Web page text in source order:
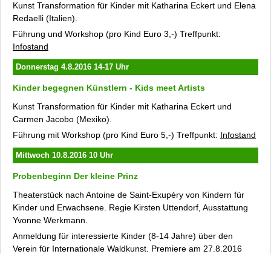
Kinderprogramm
Kataloge und Filme
Unterstützer und Sponsoren
Kooperationspartner
Newsletter
Datenschutz
Kontakt
Impressum
Kunst Transformation für Kinder mit Katharina Eckert und Elena
Redaelli (Italien).
Führung und Workshop (pro Kind Euro 3,-) Treffpunkt:
Infostand
Donnerstag 4.8.2016 14-17 Uhr
Kinder begegnen Künstlern - Kids meet Artists
Kunst Transformation für Kinder mit Katharina Eckert und
Carmen Jacobo (Mexiko).
Führung mit Workshop (pro Kind Euro 5,-) Treffpunkt: Infostand
Mittwoch 10.8.2016 10 Uhr
Probenbeginn Der kleine Prinz
Theaterstück nach Antoine de Saint-Exupéry von Kindern für
Kinder und Erwachsene. Regie Kirsten Uttendorf, Ausstattung
Yvonne Werkmann.
Anmeldung für interessierte Kinder (8-14 Jahre) über den
Verein für Internationale Waldkunst. Premiere am 27.8.2016